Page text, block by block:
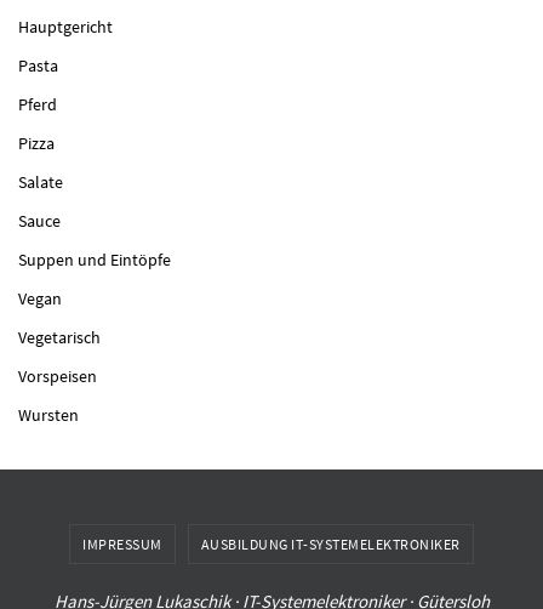
Hauptgericht
Pasta
Pferd
Pizza
Salate
Sauce
Suppen und Eintöpfe
Vegan
Vegetarisch
Vorspeisen
Wursten
IMPRESSUM AUSBILDUNG IT-SYSTEMELEKTRONIKER
Hans-Jürgen Lukaschik · IT-Systemelektroniker · Gütersloh